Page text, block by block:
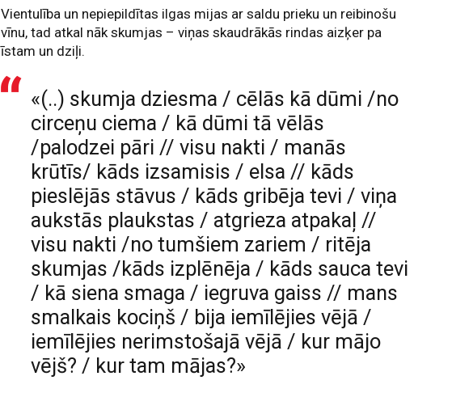
Vientulība un nepiepildītas ilgas mijas ar saldu prieku un reibinošu
vīnu, tad atkal nāk skumjas – viņas skaudrākās rindas aizķer pa
īstam un dziļi.
«(..) skumja dziesma / cēlās kā dūmi /no
circeņu ciema / kā dūmi tā vēlās
/palodzei pāri // visu nakti / manās
krūtīs/ kāds izsamisis / elsa // kāds
pieslējās stāvus / kāds gribēja tevi / viņa
aukstās plaukstas / atgrieza atpakaļ //
visu nakti /no tumšiem zariem / ritēja
skumjas /kāds izplēnēja / kāds sauca tevi
/ kā siena smaga / iegruva gaiss // mans
smalkais kociņš / bija iemīlējies vējā /
iemīlējies nerimstošajā vējā / kur mājo
vējš? / kur tam mājas?»